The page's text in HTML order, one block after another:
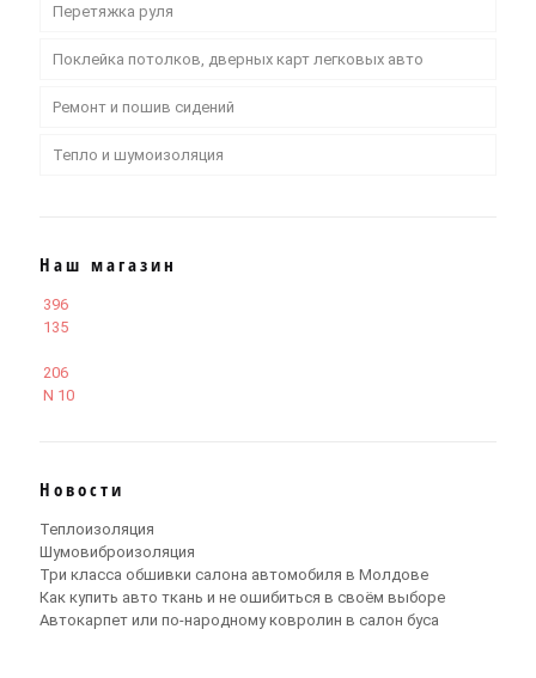
Перетяжка руля
Поклейка потолков, дверных карт легковых авто
Ремонт и пошив сидений
Тепло и шумоизоляция
Наш магазин
396
135
206
N 10
Новости
Теплоизоляция
Шумовиброизоляция
Три класса обшивки салона автомобиля в Молдове
Как купить авто ткань и не ошибиться в своём выборе
Автокарпет или по-народному ковролин в салон буса